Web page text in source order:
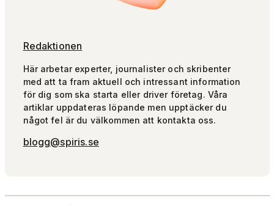
Redaktionen
Här arbetar experter, journalister och skribenter
med att ta fram aktuell och intressant information
för dig som ska starta eller driver företag. Våra
artiklar uppdateras löpande men upptäcker du
något fel är du välkommen att kontakta oss.
blogg@spiris.se